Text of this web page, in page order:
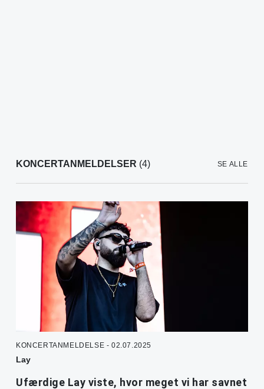
KONCERTANMELDELSER (4) SE ALLE
KONCERTANMELDELSE - 02.07.2025
Lay
Ufærdige Lay viste, hvor meget vi har savnet